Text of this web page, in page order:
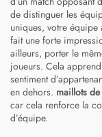
de distinguer les
uniques, votre
fait une forte
ailleurs, porter le
joueurs. Cela
sentiment
en dehors. maillots
car cela renforce la
d’équipe.